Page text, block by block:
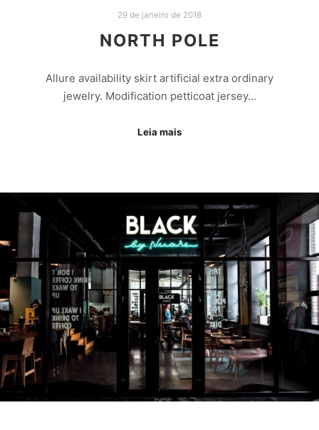
29 de janeiro de 2018
NORTH POLE
Allure availability skirt artificial extra ordinary
jewelry. Modification petticoat jersey…
Leia mais